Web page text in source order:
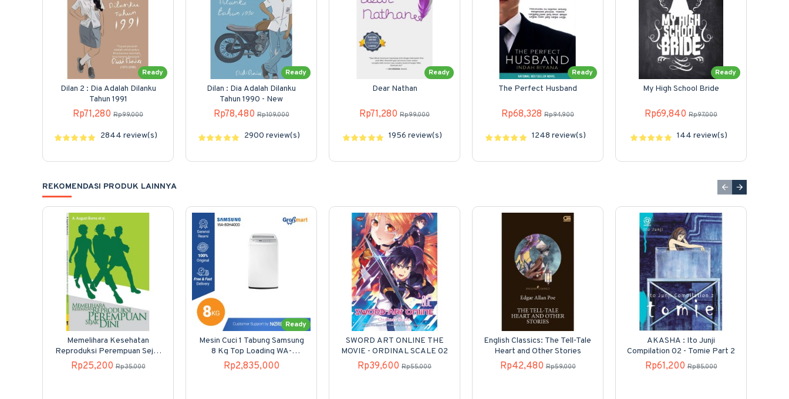
Ready
Dilan 2 : Dia Adalah Dilanku
Tahun 1991
Rp71,280 Rp99,000
2844 review(s)
Ready
Dilan : Dia Adalah Dilanku
Tahun 1990 - New
Rp78,480 Rp109,000
2900 review(s)
Ready
Dear Nathan
Rp71,280 Rp99,000
1956 review(s)
Ready
The Perfect Husband
Rp68,328 Rp94,900
1248 review(s)
Ready
My High School Bride
Rp69,840 Rp97,000
144 review(s)
REKOMENDASI PRODUK LAINNYA
Memelihara Kesehatan
Reproduksi Perempuan Sejak
Dini
Rp25,200 Rp35,000
Ready
Mesin Cuci 1 Tabung Samsung
8 Kg Top Loading WA-
80H4000
Rp2,835,000
SWORD ART ONLINE THE
MOVIE - ORDINAL SCALE 02
Rp39,600 Rp55,000
English Classics: The Tell-Tale
Heart and Other Stories
Rp42,480 Rp59,000
AKASHA : Ito Junji
Compilation 02 - Tomie Part 2
Rp61,200 Rp85,000